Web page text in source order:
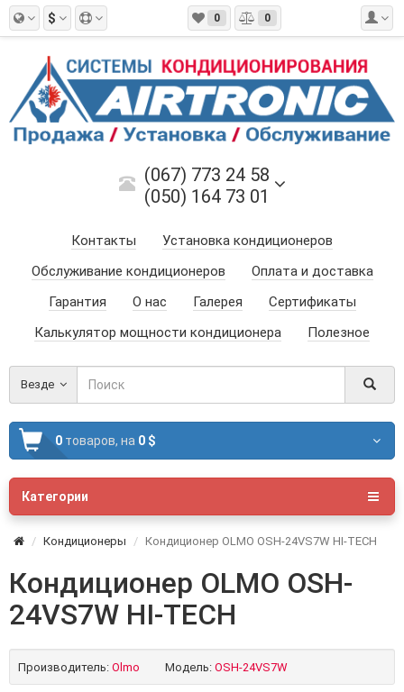
$ 0 0
(067) 773 24 58
(050) 164 73 01
Контакты
Установка кондиционеров
Обслуживание кондиционеров
Оплата и доставка
Гарантия
О нас Галерея
Сертификаты
Калькулятор мощности кондиционера
Полезное
Везде
0 товаров, на 0 $
Категории
Кондиционеры Кондиционер OLMO OSH-24VS7W HI-TECH
Кондиционер OLMO OSH-
24VS7W HI-TECH
Производитель: Olmo Модель: OSH-24VS7W